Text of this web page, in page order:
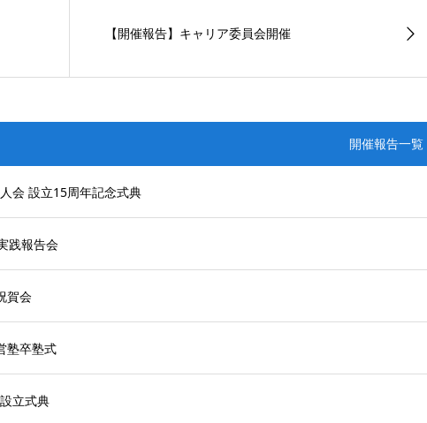
【開催報告】キャリア委員会開催
開催報告一覧
会 設立15周年記念式典
践報告会
賀会
塾卒塾式
立式典